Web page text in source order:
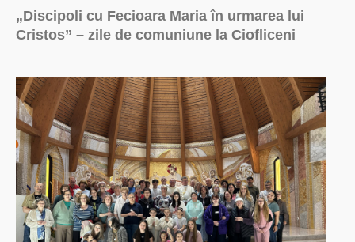
„Discipoli cu Fecioara Maria în urmarea lui
Cristos” – zile de comuniune la Ciofliceni